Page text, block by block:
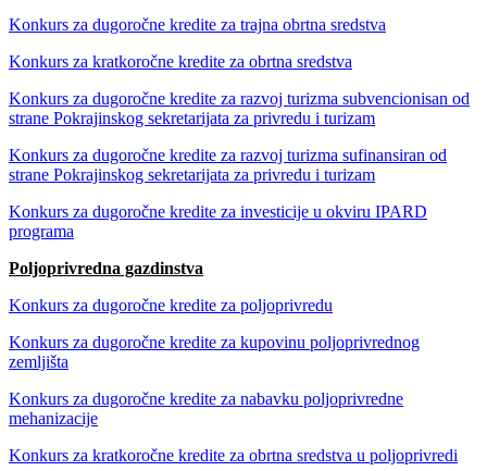
Konkurs za dugoročne kredite za trajna obrtna sredstva
Konkurs za kratkoročne kredite za obrtna sredstva
Konkurs za dugoročne kredite za razvoj turizma subvencionisan od
strane Pokrajinskog sekretarijata za privredu i turizam
Konkurs za dugoročne kredite za razvoj turizma sufinansiran od
strane Pokrajinskog sekretarijata za privredu i turizam
Konkurs za dugoročne kredite za investicije u okviru IPARD
programa
Poljoprivredna gazdinstva
Konkurs za dugoročne kredite za poljoprivredu
Konkurs za dugoročne kredite za kupovinu poljoprivrednog
zemljišta
Konkurs za dugoročne kredite za nabavku poljoprivredne
mehanizacije
Konkurs za kratkoročne kredite za obrtna sredstva u poljoprivredi